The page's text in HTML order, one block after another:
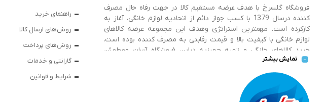
فروشگاه گلسرخ با هدف عرضه مستقیم کالا در جهت رفاه حال مصرف
کننده درسال 1379 با کسب جواز دائم از اتحادیه لوازم خانگی، آغاز به
کارکرده است. مهمترین استراتژی وهدف این مجموعه عرضه کالاهای
لوازم خانگی با کیفیت بالا و قیمت رقابتی به مصرف کننده بوده است.
خرید کالاهای خانگی و تهیه جهیزیه دراین فروشگاه آسان ومطمئن
صورت می پذیرد . گسترش کسب وکارهای اینترنتی ما را بر آن داشت تا
با ایجاد فروشگاه اینترنتی گلسرخ به خدمت رسانی گسترده تر و با
شرایط بهتر بپردازیم.
نمایش بیشتر
راهنمای خرید
روش‌های ارسال کالا
روش‌های پرداخت
گارانتی و خدمات
شرایط و قوانین